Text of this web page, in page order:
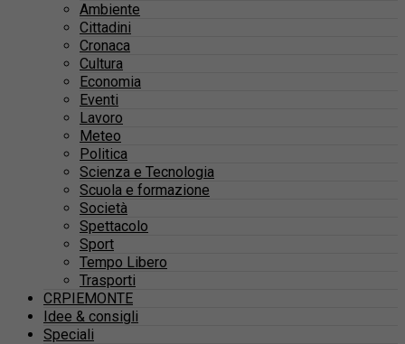
Ambiente
Cittadini
Cronaca
Cultura
Economia
Eventi
Lavoro
Meteo
Politica
Scienza e Tecnologia
Scuola e formazione
Società
Spettacolo
Sport
Tempo Libero
Trasporti
CRPIEMONTE
Idee & consigli
Speciali